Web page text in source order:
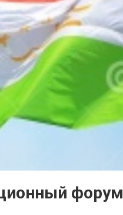
форум